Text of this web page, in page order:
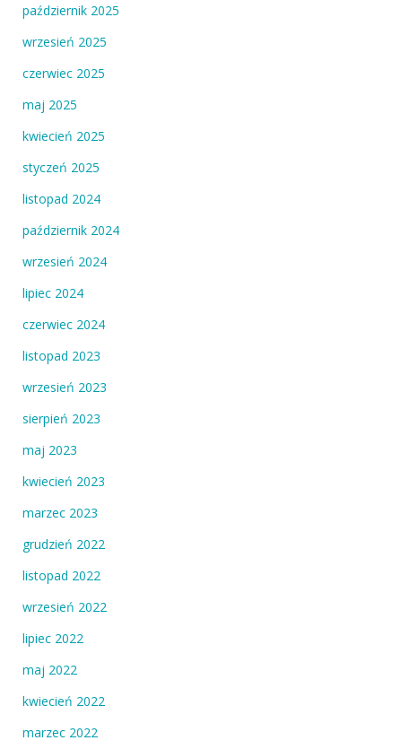
październik 2025
wrzesień 2025
czerwiec 2025
maj 2025
kwiecień 2025
styczeń 2025
listopad 2024
październik 2024
wrzesień 2024
lipiec 2024
czerwiec 2024
listopad 2023
wrzesień 2023
sierpień 2023
maj 2023
kwiecień 2023
marzec 2023
grudzień 2022
listopad 2022
wrzesień 2022
lipiec 2022
maj 2022
kwiecień 2022
marzec 2022